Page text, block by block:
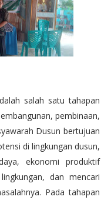
salah satu tahapan
pembinaan,
Dusun bertujuan
di lingkungan dusun,
ekonomi produktif
dan mencari
Pada tahapan